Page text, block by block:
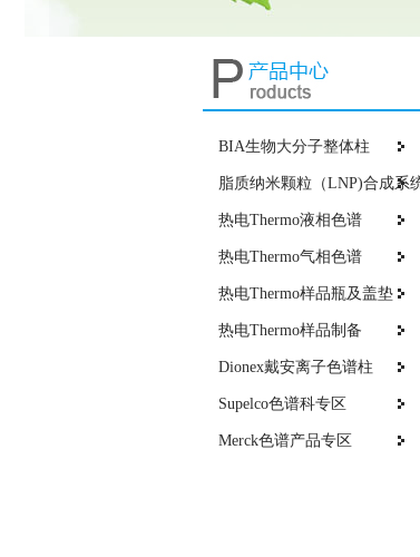
BIA生物大分子整体柱
脂质纳米颗粒（LNP)合成系
热电Thermo液相色谱
热电Thermo气相色谱
热电Thermo样品瓶及盖垫
热电Thermo样品制备
Dionex戴安离子色谱柱
Supelco色谱科专区
Merck色谱产品专区